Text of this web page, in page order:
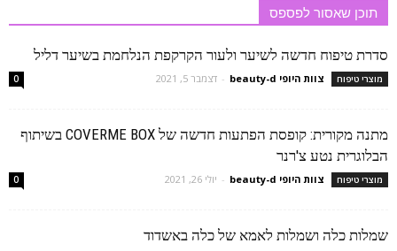
תוכן שאסור לפספס
סדרת טיפוח חדשה לשיער ולעור הקרקפת הנלחמת בשיער דליל
מוצרי טיפוח צוות היופי beauty-d - דצמבר 5, 2021 0
מתנה מקורית: קופסת הפתעות חדשה של COVERME BOX בשיתוף
הבלוגרית נטע צ'רנר
מוצרי טיפוח צוות היופי beauty-d - יולי 26, 2021 0
שמלות כלה ושמלות לאמא של כלה באשדוד